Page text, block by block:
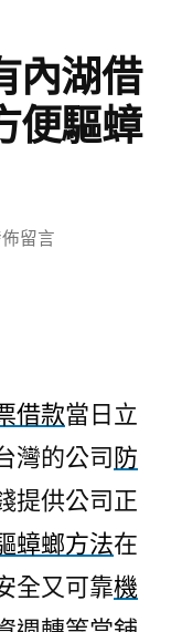
內湖借
便驅蟑
留言
借款當日立
灣的公司防
提供公司正
蟑螂方法在
全又可靠機